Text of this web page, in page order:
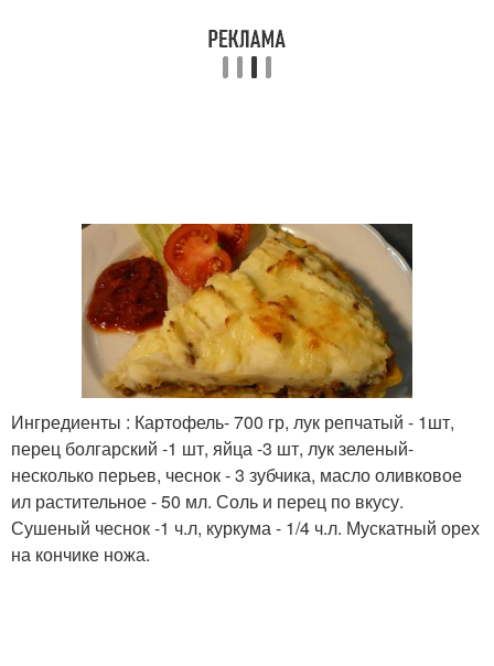
Ингредиенты : Картофель- 700 гр, лук репчатый - 1шт,
перец болгарский -1 шт, яйца -3 шт, лук зеленый-
несколько перьев, чеснок - 3 зубчика, масло оливковое
ил растительное - 50 мл. Соль и перец по вкусу.
Сушеный чеснок -1 ч.л, куркума - 1/4 ч.л. Мускатный орех
на кончике ножа.